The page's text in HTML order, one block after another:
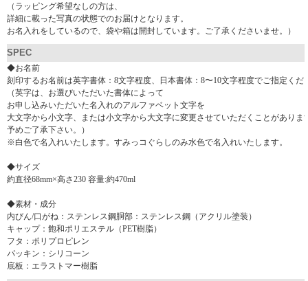
（ラッピング希望なしの方は、
詳細に載った写真の状態でのお届けとなります。
お名入れをしているので、袋や箱は開封しています。ご了承くださいませ。）
SPEC
◆お名前
刻印するお名前は英字書体：8文字程度、日本書体：8〜10文字程度でご指定くだ
（英字は、お選びいただいた書体によって
お申し込みいただいた名入れのアルファベット文字を
大文字から小文字、または小文字から大文字に変更させていただくことがありま
予めご了承下さい。）
※白色で名入れいたします。すみっコぐらしのみ水色で名入れいたします。
◆サイズ
約直径68mm×高さ230 容量:約470ml
◆素材・成分
内びん/口がね：ステンレス鋼胴部：ステンレス鋼（アクリル塗装）
キャップ：飽和ポリエステル（PET樹脂）
フタ：ポリプロピレン
パッキン：シリコーン
底板：エラストマー樹脂